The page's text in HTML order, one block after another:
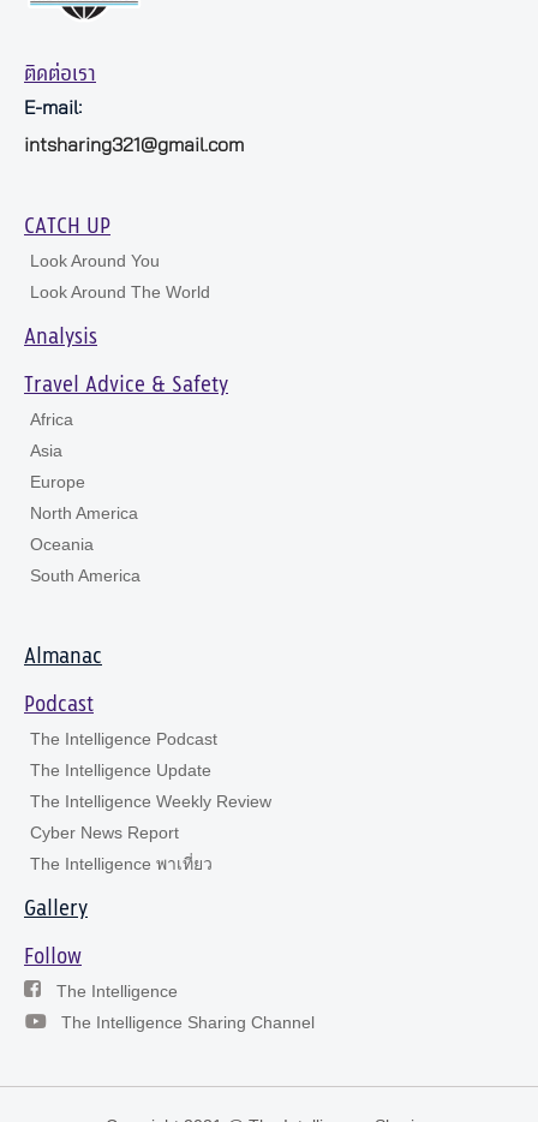
ติดต่อเรา
E-mail:
intsharing321@gmail.com
CATCH UP
Look Around You
Look Around The World
Analysis
Travel Advice & Safety
Africa
Asia
Europe
North America
Oceania
South America
Almanac
Podcast
The Intelligence Podcast
The Intelligence Update
The Intelligence Weekly Review
Cyber News Report
The Intelligence พาเที่ยว
Gallery
Follow
The Intelligence
The Intelligence Sharing Channel